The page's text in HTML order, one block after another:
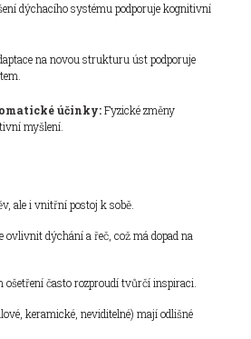
dýchacího systému podporuje kognitivní
na novou strukturu úst podporuje
účinky:Fyzické změny
myšlení.
ale i vnitřní postoj k sobě.
ovlivnit dýchání a řeč, což má dopad na
ošetření často rozproudí tvůrčí inspiraci.
keramické, neviditelné) mají odlišné